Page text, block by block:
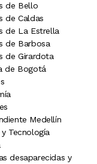
de Bello
de Caldas
de La Estrella
de Barbosa
de Girardota
de Bogotá
Medellín
y Tecnología
desaparecidas y